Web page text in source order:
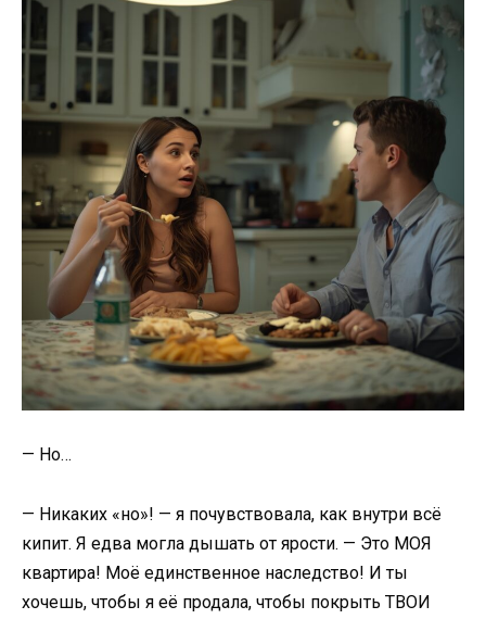
— Но…
— Никаких «но»! — я почувствовала, как внутри всё
кипит. Я едва могла дышать от ярости. — Это МОЯ
квартира! Моё единственное наследство! И ты
хочешь, чтобы я её продала, чтобы покрыть ТВОИ